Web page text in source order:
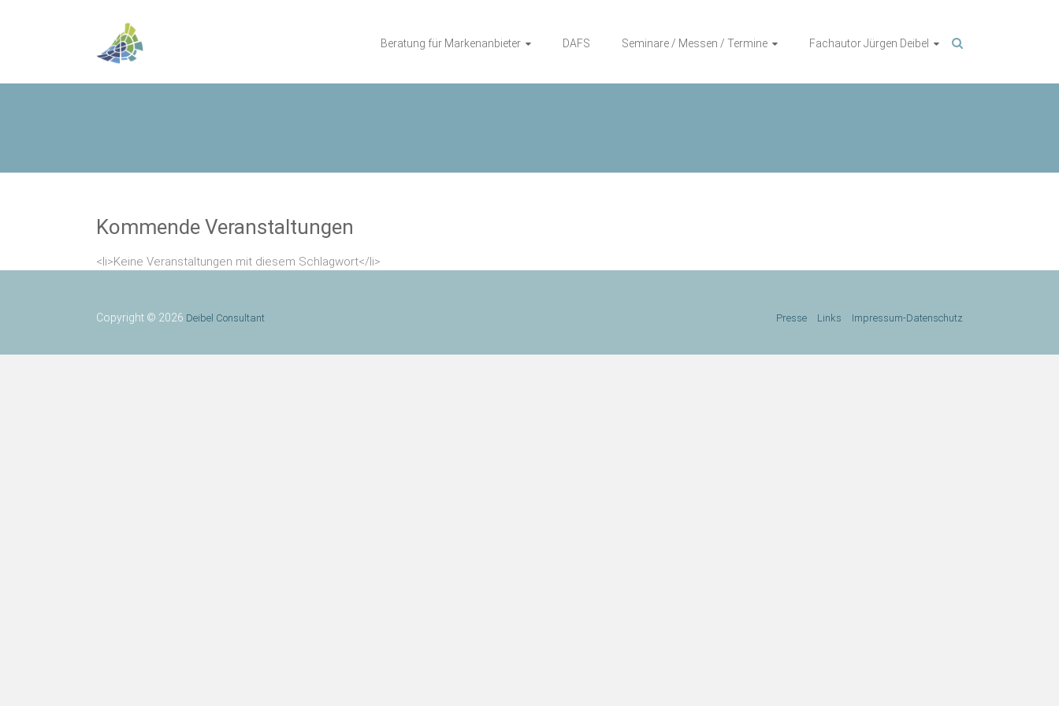
Beratung für Markenanbieter DAFS Seminare / Messen / Termine Fachautor Jürgen Deibel
Kommende Veranstaltungen
<li>Keine Veranstaltungen mit diesem Schlagwort</li>
Copyright © 2026 Deibel Consultant Presse Links Impressum-Datenschutz